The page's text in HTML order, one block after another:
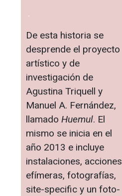
.
De esta historia se
desprende el proyecto
artístico y de
investigación de
Agustina Triquell y
Manuel A. Fernández,
llamado Huemul. El
mismo se inicia en el
año 2013 e incluye
instalaciones, acciones
efímeras, fotografías,
site-specific y un foto-